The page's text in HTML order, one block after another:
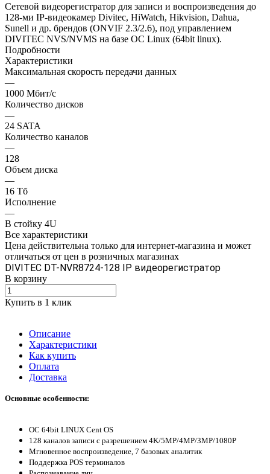
Сетевой видеорегистратор для записи и воспроизведения до
128-ми IP-видеокамер Divitec, HiWatch, Hikvision, Dahua,
Sunell и др. брендов (ONVIF 2.3/2.6), под управлением
DIVITEC NVS/NVMS на базе OC Linux (64bit linux).
Подробности
Характеристики
Максимальная скорость передачи данных
—
1000 Мбит/с
Количество дисков
—
24 SATA
Количество каналов
—
128
Объем диска
—
16 Tб
Исполнение
—
В стойку 4U
Все характеристики
Цена действительна только для интернет-магазина и может
отличаться от цен в розничных магазинах
DIVITEC DT-NVR8724-128 IP видеорегистратор
В корзину
Купить в 1 клик
Описание
Характеристики
Как купить
Оплата
Доставка
Основные особенности:
ОС 64bit LINUX Cent OS
128 каналов записи с разрешением 4K/5MP/4MP/3MP/1080P
Мгновенное воспроизведение, 7 базовых аналитик
Поддержка POS терминалов